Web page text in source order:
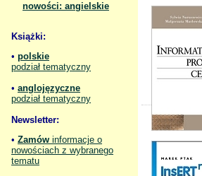
nowości: angielskie
Książki:
• polskie
podział tematyczny
• anglojęzyczne
podział tematyczny
Newsletter:
• Zamów informacje o
nowościach z wybranego
tematu